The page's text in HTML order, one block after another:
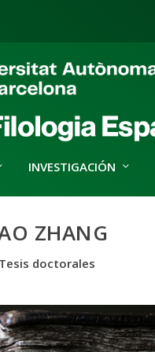
INVESTIGACIÓN
ZHANG
Tesis doctorales